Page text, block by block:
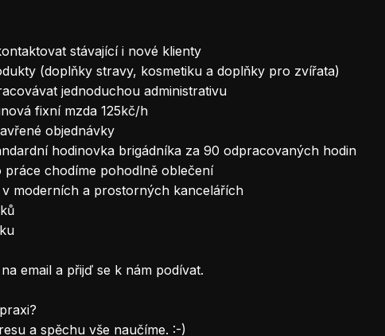
stávající i nové klienty
(doplňky stravy, kosmetiku a doplňky pro zvířata)
jednoduchou administrativu
fixní mzda 125kč/h
objednávky
hodinovka brigádníka za 90 odpracovaných hodin
chodíme pohodlně oblečení
moderních a prostorných kancelářích
email a přijď se k nám podívat.
a spěchu vše naučíme. :-)